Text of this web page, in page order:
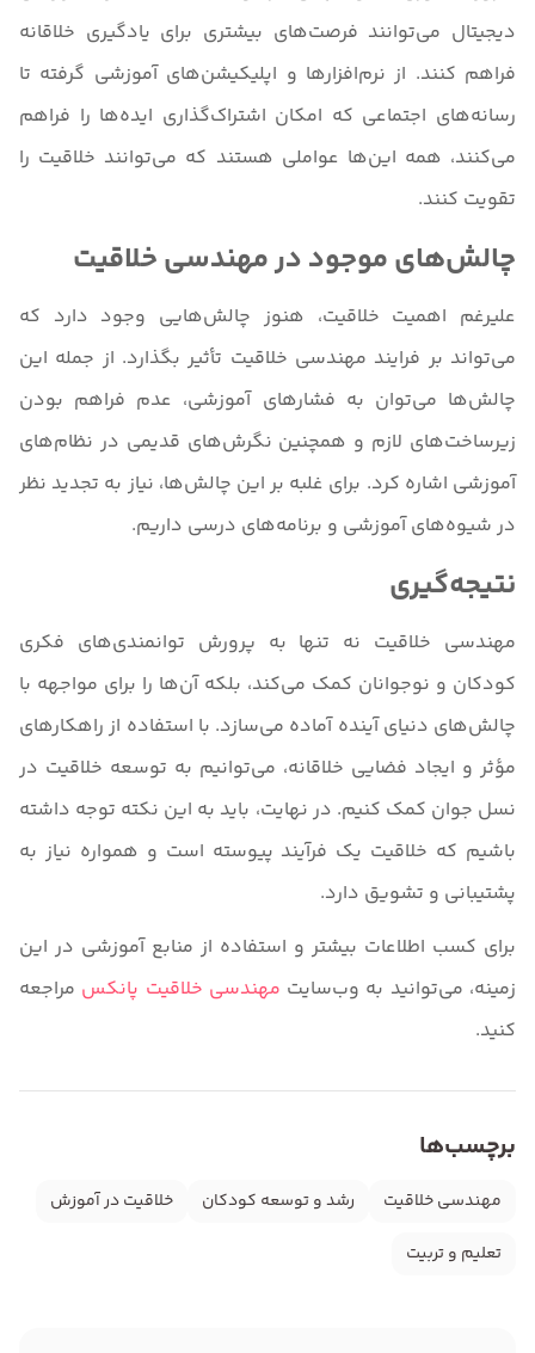
دیجیتال می‌توانند فرصت‌های بیشتری برای یادگیری خلاقانه
فراهم کنند. از نرم‌افزارها و اپلیکیشن‌های آموزشی گرفته تا
رسانه‌های اجتماعی که امکان اشتراک‌گذاری ایده‌ها را فراهم
می‌کنند، همه این‌ها عواملی هستند که می‌توانند خلاقیت را
تقویت کنند.
چالش‌های موجود در مهندسی خلاقیت
علیرغم اهمیت خلاقیت، هنوز چالش‌هایی وجود دارد که
می‌تواند بر فرایند مهندسی خلاقیت تأثیر بگذارد. از جمله این
چالش‌ها می‌توان به فشارهای آموزشی، عدم فراهم بودن
زیرساخت‌های لازم و همچنین نگرش‌های قدیمی در نظام‌های
آموزشی اشاره کرد. برای غلبه بر این چالش‌ها، نیاز به تجدید نظر
در شیوه‌های آموزشی و برنامه‌های درسی داریم.
نتیجه‌گیری
مهندسی خلاقیت نه تنها به پرورش توانمندی‌های فکری
کودکان و نوجوانان کمک می‌کند، بلکه آن‌ها را برای مواجهه با
چالش‌های دنیای آینده آماده می‌سازد. با استفاده از راهکارهای
مؤثر و ایجاد فضایی خلاقانه، می‌توانیم به توسعه خلاقیت در
نسل جوان کمک کنیم. در نهایت، باید به این نکته توجه داشته
باشیم که خلاقیت یک فرآیند پیوسته است و همواره نیاز به
پشتیبانی و تشویق دارد.
برای کسب اطلاعات بیشتر و استفاده از منابع آموزشی در این
زمینه، می‌توانید به وب‌سایت مهندسی خلاقیت پانکس مراجعه
کنید.
برچسب‌ها
مهندسی خلاقیت رشد و توسعه کودکان
خلاقیت در آموزش
تعلیم و تربیت